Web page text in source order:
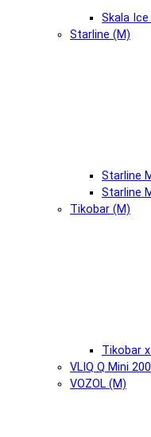
Skala
Starline (М)
Starline
Starline
Tikobar (М)
Tikobar
VLIQ Q Mini
VOZOL (М)